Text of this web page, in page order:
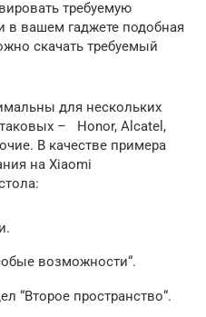
требуемую
вашем гаджете подобная
скачать требуемый
для нескольких
– Honor, Alcatel,
В качестве примера
на Xiaomi
возможности“.
“Второе пространство“.